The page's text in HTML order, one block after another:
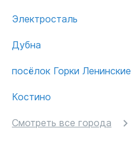
Электросталь
Дубна
посёлок Горки Ленинские
Костино
Смотреть все города